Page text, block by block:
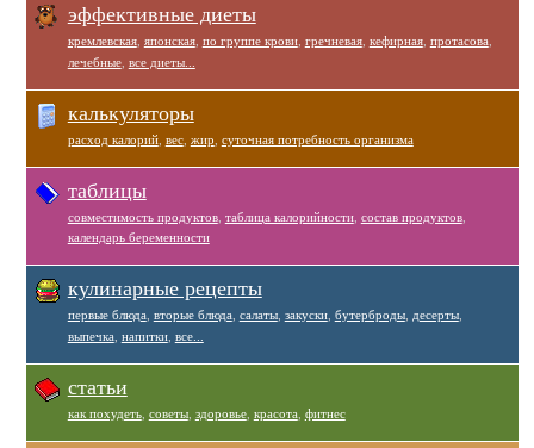
эффективные диеты
кремлевская, японская, по группе крови, гречневая, кефирная, протасова
лечебные, все диеты...
калькуляторы
расход калорий, вес, жир суточная потребность организма
таблицы
совместимость продуктов, таблица калорийности, состав продуктов,
календарь беременности
кулинарные рецепты
первые блюда вторые блюда салаты, закуски, бутерброды, десерты,
выпечка напитки, все...
статьи
как похудеть, советы, здоровье, красота фитнес